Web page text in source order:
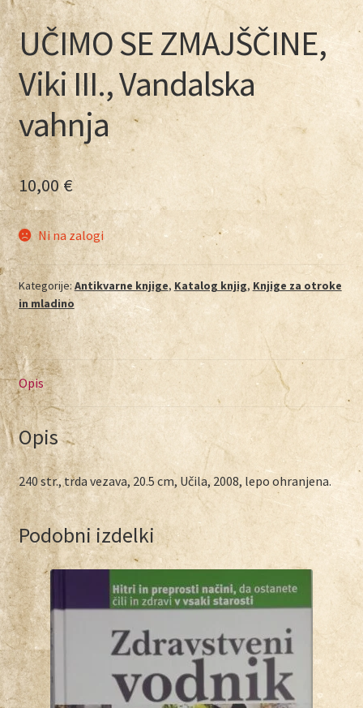
UČIMO SE ZMAJŠČINE,
Viki III., Vandalska
vahnja
10,00€
Ni na zalogi
Kategorije:Antikvarne knjige, Katalog knjig, Knjige za otroke
in mladino
Opis
Opis
240 str., trda vezava, 20.5 cm, Učila, 2008, lepo ohranjena.
Podobni izdelki